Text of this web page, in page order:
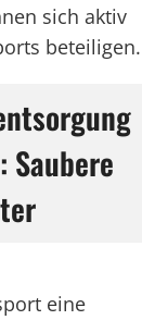
sich aktiv
beteiligen.
Saubere
eine